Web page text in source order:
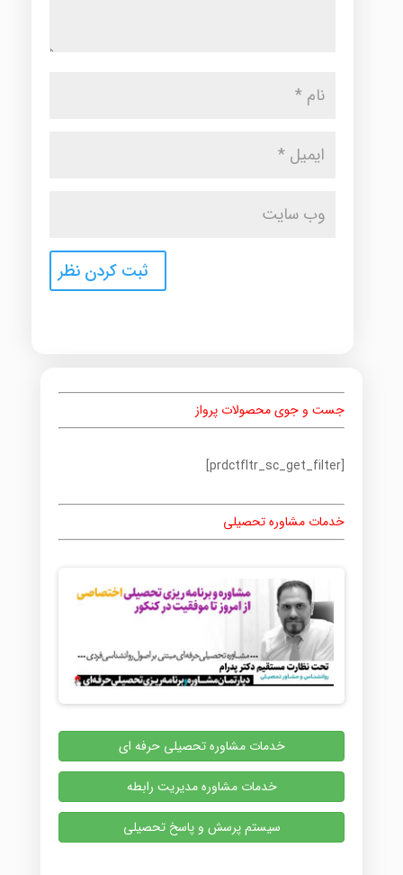
جست و جوی محصولات پرواز
[prdctfltr_sc_get_filter]
خدمات مشاوره تحصیلی
خدمات مشاوره تحصیلی حرفه ای
خدمات مشاوره مدیریت رابطه
سیستم پرسش و پاسخ تحصیلی